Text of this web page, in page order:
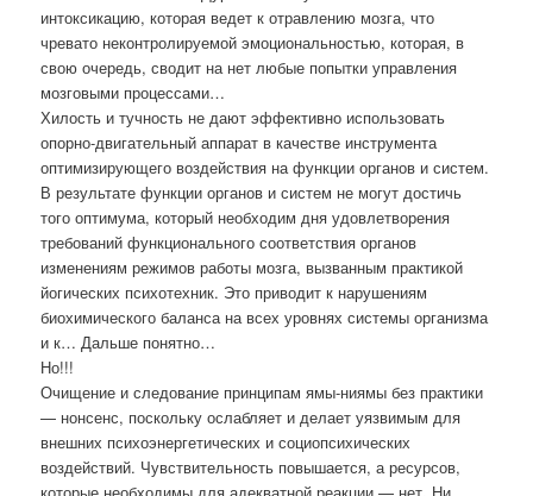
интоксикацию, которая ведет к отравлению мозга, что
чревато неконтролируемой эмоциональностью, которая, в
свою очередь, сводит на нет любые попытки управления
мозговыми процессами…
Хилость и тучность не дают эффективно использовать
опорно-двигательный аппарат в качестве инструмента
оптимизирующего воздействия на функции органов и систем.
В результате функции органов и систем не могут достичь
того оптимума, который необходим дня удовлетворения
требований функционального соответствия органов
изменениям режимов работы мозга, вызванным практикой
йогических психотехник. Это приводит к нарушениям
биохимического баланса на всех уровнях системы организма
и к… Дальше понятно…
Но!!!
Очищение и следование принципам ямы-ниямы без практики
— нонсенс, поскольку ослабляет и делает уязвимым для
внешних психоэнергетических и социопсихических
воздействий. Чувствительность повышается, а ресурсов,
которые необходимы для адекватной реакции — нет. Ни